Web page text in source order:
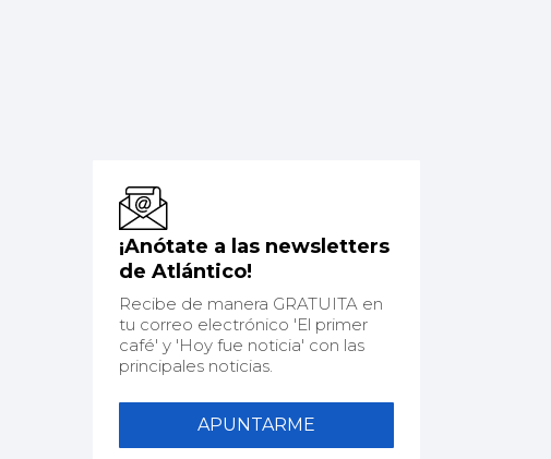
¡Anótate a las newsletters
de Atlántico!
Recibe de manera GRATUITA en
tu correo electrónico 'El primer
café' y 'Hoy fue noticia' con las
principales noticias.
APUNTARME